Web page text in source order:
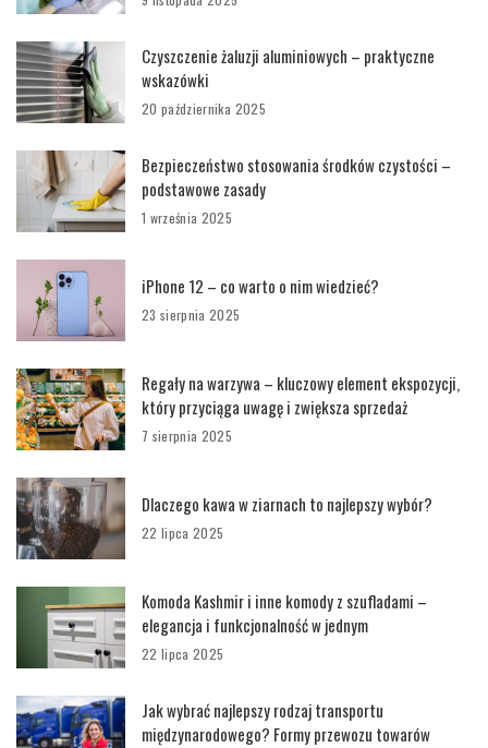
Czyszczenie żaluzji aluminiowych – praktyczne
wskazówki
20 października 2025
Bezpieczeństwo stosowania środków czystości –
podstawowe zasady
1 września 2025
iPhone 12 – co warto o nim wiedzieć?
23 sierpnia 2025
Regały na warzywa – kluczowy element ekspozycji,
który przyciąga uwagę i zwiększa sprzedaż
7 sierpnia 2025
Dlaczego kawa w ziarnach to najlepszy wybór?
22 lipca 2025
Komoda Kashmir i inne komody z szufladami –
elegancja i funkcjonalność w jednym
22 lipca 2025
Jak wybrać najlepszy rodzaj transportu
międzynarodowego? Formy przewozu towarów